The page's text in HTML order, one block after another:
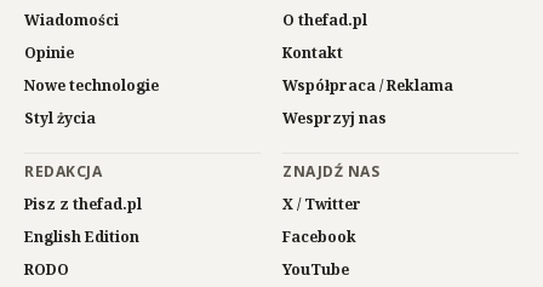
Wiadomości
Opinie
Nowe technologie
Styl życia
O thefad.pl
Kontakt
Współpraca / Reklama
Wesprzyj nas
REDAKCJA
Pisz z thefad.pl
English Edition
RODO
ZNAJDŹ NAS
X / Twitter
Facebook
YouTube